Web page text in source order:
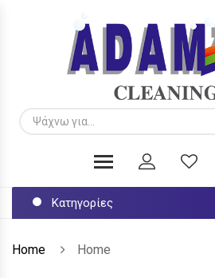
Κατηγορίες
Home Home